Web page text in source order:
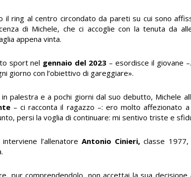
il ring al centro circondato da pareti su cui sono
di Michele, che ci accoglie con la tenuta da
appena vinta.
sport nel gennaio del 2023 – esordisce il giovane
giorno con l’obiettivo di gareggiare».
palestra e a pochi giorni dal suo debutto, Michele
– ci racconta il ragazzo –: ero molto affezionato
persi la voglia di continuare: mi sentivo triste e
l’allenatore Antonio Cinieri, classe
pur comprendendolo, non accettai la sua